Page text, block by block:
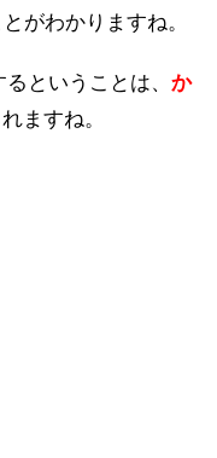
がわかりますね。
ということは、 か
ますね。